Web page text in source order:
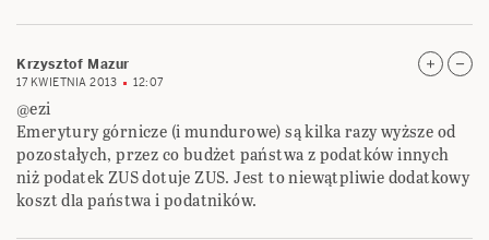
Krzysztof Mazur
17 KWIETNIA 2013 12:07
@ezi
Emerytury górnicze (i mundurowe) są kilka razy wyższe od
pozostałych, przez co budżet państwa z podatków innych
niż podatek ZUS dotuje ZUS. Jest to niewątpliwie dodatkowy
koszt dla państwa i podatników.